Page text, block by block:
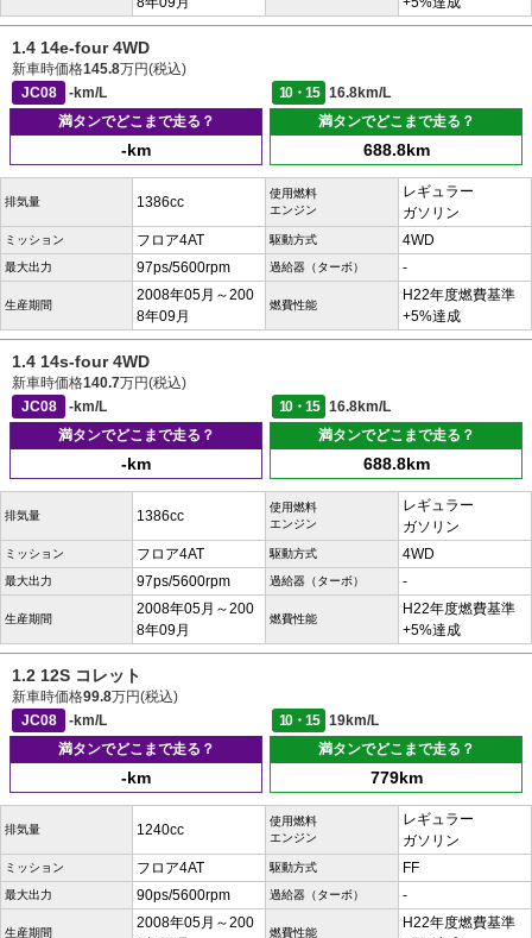
1.4 14e-four 4WD
新車時価格145.8万円(税込)
JC08
-km/L 10・15
16.8km/L
満タンでどこまで走る？
-km
満タンでどこまで走る？
688.8km
排気量 1386cc
使用燃料
エンジン
レギュラー
ガソリン
ミッション フロア4AT 駆動方式 4WD
最大出力 97ps/5600rpm 過給器（ターボ） -
生産期間
2008年05月～200
8年09月
燃費性能
H22年度燃費基準
+5%達成
1.4 14s-four 4WD
新車時価格140.7万円(税込)
JC08
-km/L 10・15
16.8km/L
満タンでどこまで走る？
-km
満タンでどこまで走る？
688.8km
排気量 1386cc
使用燃料
エンジン
レギュラー
ガソリン
ミッション フロア4AT 駆動方式 4WD
最大出力 97ps/5600rpm 過給器（ターボ） -
生産期間
2008年05月～200
8年09月
燃費性能
H22年度燃費基準
+5%達成
1.2 12S コレット
新車時価格99.8万円(税込)
JC08
-km/L 10・15
19km/L
満タンでどこまで走る？
-km
満タンでどこまで走る？
779km
排気量 1240cc
使用燃料
エンジン
レギュラー
ガソリン
ミッション フロア4AT 駆動方式 FF
最大出力 90ps/5600rpm 過給器（ターボ） -
生産期間
2008年05月～200
燃費性能
H22年度燃費基準